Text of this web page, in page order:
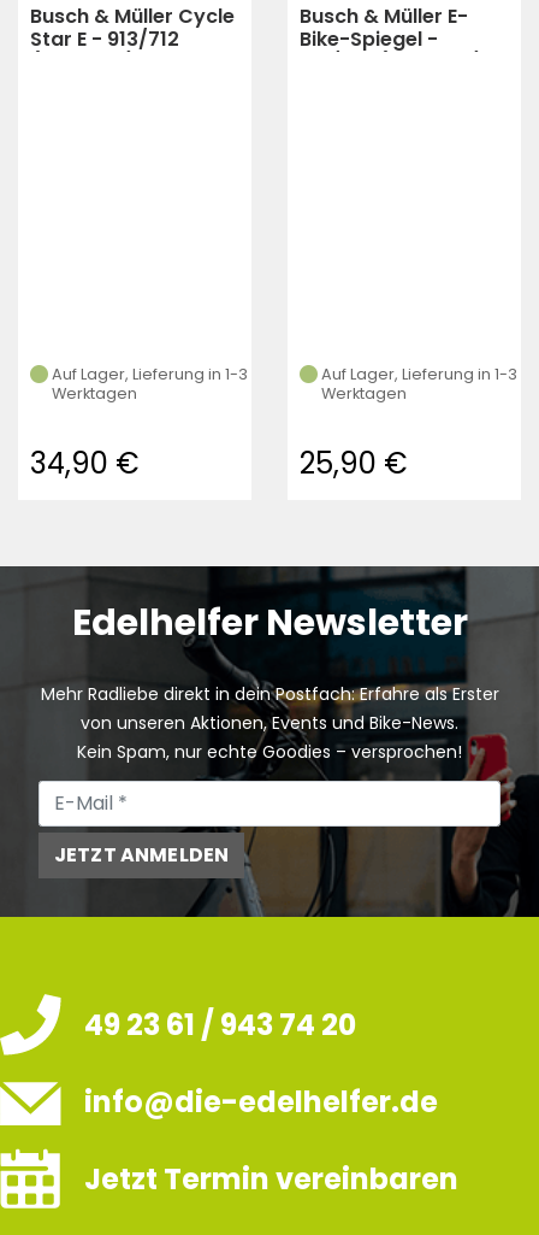
Busch & Müller Cycle
Star E - 913/712
Auf Lager, Lieferung in 1-3
Werktagen
34,90 €
Busch & Müller E-
Bike-Spiegel -
Auf Lager, Lieferung in 1-3
Werktagen
25,90 €
Edelhelfer Newsletter
Mehr Radliebe direkt in dein Postfach: Erfahre als Erster
von unseren Aktionen, Events und Bike-News.
Kein Spam, nur echte Goodies – versprochen!
JETZT ANMELDEN
49 23 61 / 943 74 20
info@die-edelhelfer.de
Jetzt Termin vereinbaren